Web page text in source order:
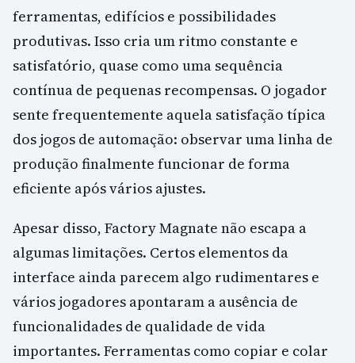
ferramentas, edifícios e possibilidades
produtivas. Isso cria um ritmo constante e
satisfatório, quase como uma sequência
contínua de pequenas recompensas. O jogador
sente frequentemente aquela satisfação típica
dos jogos de automação: observar uma linha de
produção finalmente funcionar de forma
eficiente após vários ajustes.
Apesar disso, Factory Magnate não escapa a
algumas limitações. Certos elementos da
interface ainda parecem algo rudimentares e
vários jogadores apontaram a ausência de
funcionalidades de qualidade de vida
importantes. Ferramentas como copiar e colar